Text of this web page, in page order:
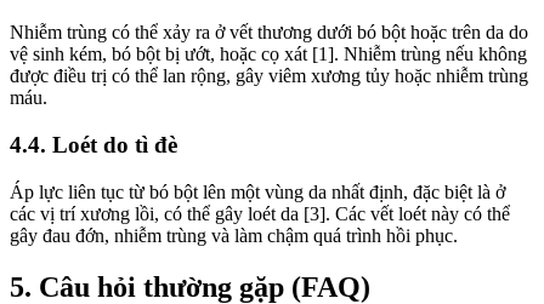
Nhiễm trùng có thể xảy ra ở vết thương dưới bó bột hoặc trên da do
vệ sinh kém, bó bột bị ướt, hoặc cọ xát [1]. Nhiễm trùng nếu không
được điều trị có thể lan rộng, gây viêm xương tủy hoặc nhiễm trùng
máu.
4.4. Loét do tì đè
Áp lực liên tục từ bó bột lên một vùng da nhất định, đặc biệt là ở
các vị trí xương lồi, có thể gây loét da [3]. Các vết loét này có thể
gây đau đớn, nhiễm trùng và làm chậm quá trình hồi phục.
5. Câu hỏi thường gặp (FAQ)